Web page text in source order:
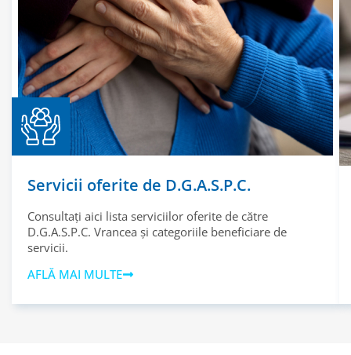
Servicii oferite de D.G.A.S.P.C.
Consultați aici lista serviciilor oferite de către
D.G.A.S.P.C. Vrancea și categoriile beneficiare de
servicii.
AFLĂ MAI MULTE